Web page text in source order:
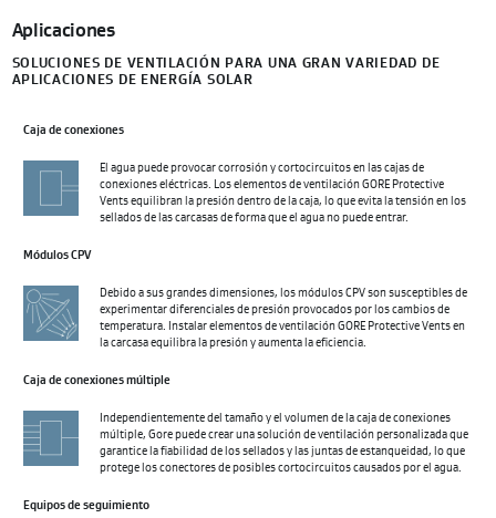
Aplicaciones
SOLUCIONES DE VENTILACIÓN PARA UNA GRAN VARIEDAD DE
APLICACIONES DE ENERGÍA SOLAR
Caja de conexiones
El agua puede provocar corrosión y cortocircuitos en las cajas de
conexiones eléctricas. Los elementos de ventilación GORE Protective
Vents equilibran la presión dentro de la caja, lo que evita la tensión en los
sellados de las carcasas de forma que el agua no puede entrar.
Módulos CPV
Debido a sus grandes dimensiones, los módulos CPV son susceptibles de
experimentar diferenciales de presión provocados por los cambios de
temperatura. Instalar elementos de ventilación GORE Protective Vents en
la carcasa equilibra la presión y aumenta la eficiencia.
Caja de conexiones múltiple
Independientemente del tamaño y el volumen de la caja de conexiones
múltiple, Gore puede crear una solución de ventilación personalizada que
garantice la fiabilidad de los sellados y las juntas de estanqueidad, lo que
protege los conectores de posibles cortocircuitos causados por el agua.
Equipos de seguimiento